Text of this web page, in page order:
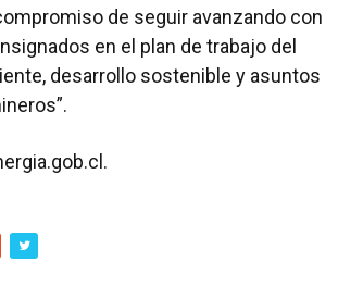
de seguir avanzando con
en el plan de trabajo del
desarrollo sostenible y asuntos